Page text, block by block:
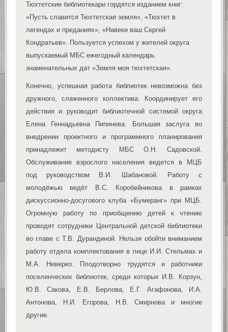
Тюхтетские библиотекари гордятся изданием книг:
«Пусть славится Тюхтетская земля», «Тюхтет в
легендах и преданиях», «Навеки ваш Сергей
Кондратьев». Пользуется успехом у жителей округа
выпускаемый МБС ежегодный календарь
знаменательных дат «Земля моя тюхтетская».
Конечно, успешная работа библиотек невозможна без
дружного, слаженного коллектива. Координирует его
действия и руководит библиотечной системой округа
Елена Геннадьевна Пипинева. Большая заслуга во
внедрении проектного и программного планирования
принадлежит методисту МБС О.Н. Садовской.
Обслуживание взрослого населения ведется в МЦБ
под руководством В.И. Шабановой. Работу с
молодёжью ведёт В.С. Коробейникова в рамках
дискуссионно-досугового клуба «Бумеранг» при МЦБ.
Огромную работу по приобщению детей к чтению
проводят сотрудники Центральной детской библиотеки
во главе с Т.В. Дурандиной. Нельзя обойти вниманием
работу отдела комплектования в лице И.И. Стельмах и
М.А. Неверко. Плодотворно трудятся и работники
поселенческих библиотек, среди которых И.В. Корзун,
Ю.В. Сакова, Е.В. Берлова, Е.Г. Агафонова, И.А.
Антонова, Н.И. Егорова, Н.В. Смирнова и многие
другие.